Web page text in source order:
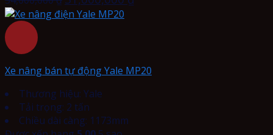
Xe nâng bán tự động Yale MP20
Thương hiệu: Yale
Tải trọng: 2 tấn
Chiều dài càng: 1173mm